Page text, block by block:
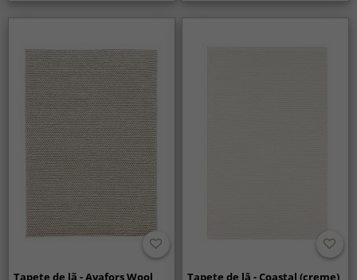
Tapete de lã - Avafors Wool
Tapete de lã - Coastal (creme)